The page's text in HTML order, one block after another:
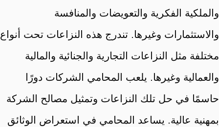
والملكية الفكرية والتعويضات والمنافسة
والاستثمارات وغيرها. تندرج هذه النزاعات تحت أنواع
مختلفة مثل النزاعات التجارية والجنائية والمالية
والعمالية وغيرها. يلعب المحامي الشركات دورًا
حاسمًا في حل تلك النزاعات وتمثيل مصالح الشركة
بمهنية عالية. يساعد المحامي في استعراض الوثائق